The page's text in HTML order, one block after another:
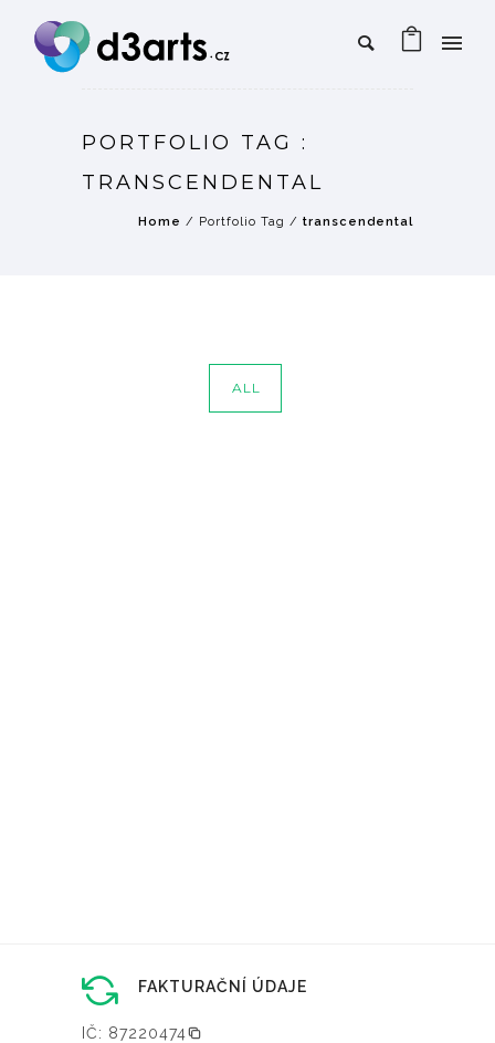
PORTFOLIO TAG :
TRANSCENDENTAL
Home / Portfolio Tag / transcendental
ALL
FAKTURAČNÍ ÚDAJE
IČ: 87220474